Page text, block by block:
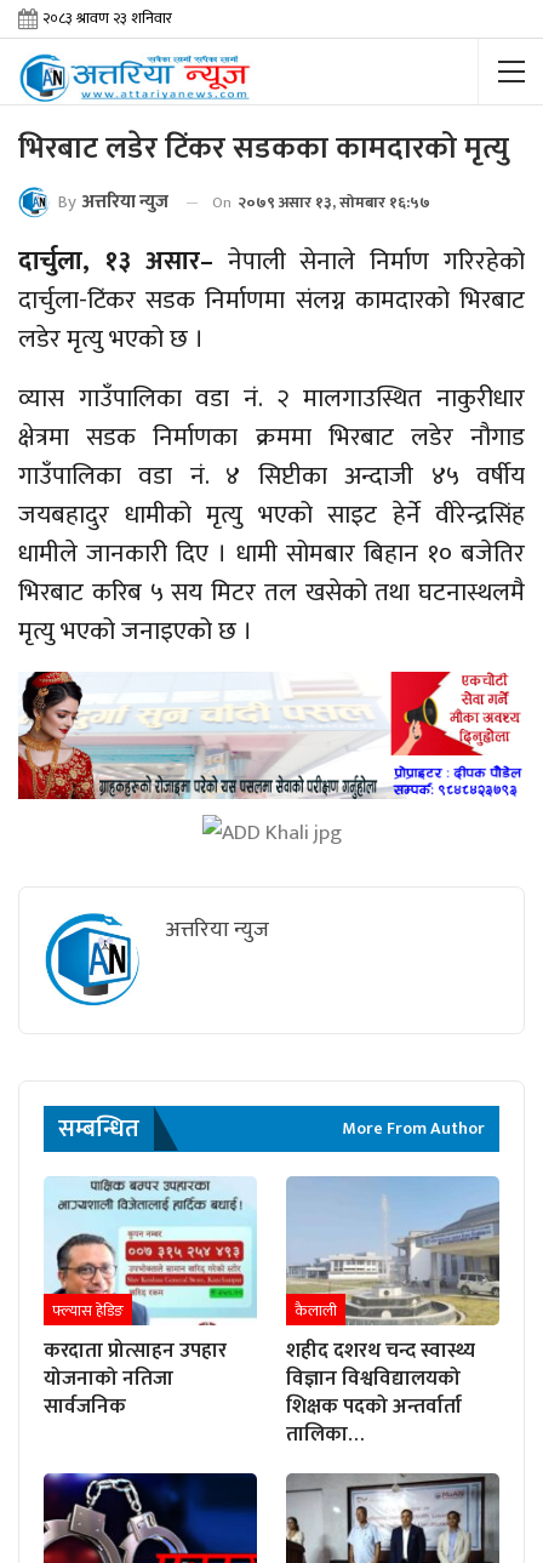
भिरबाट लडेर टिंकर सडकका कामदारको मृत्यु
By अत्तरिया न्युज On २०७९ असार १३, सोमबार १६:५७
दार्चुला, १३ असार– नेपाली सेनाले निर्माण गरिरहेको
दार्चुला-टिंकर सडक निर्माणमा संलग्न कामदारको भिरबाट
लडेर मृत्यु भएको छ ।
व्यास गाउँपालिका वडा नं. २ मालगाउस्थित नाकुरीधार
क्षेत्रमा सडक निर्माणका क्रममा भिरबाट लडेर नौगाड
गाउँपालिका वडा नं. ४ सिप्टीका अन्दाजी ४५ वर्षीय
जयबहादुर धामीको मृत्यु भएको साइट हेर्ने वीरेन्द्रसिंह
धामीले जानकारी दिए । धामी सोमबार बिहान १० बजेतिर
भिरबाट करिब ५ सय मिटर तल खसेको तथा घटनास्थलमै
मृत्यु भएको जनाइएको छ ।
अत्तरिया न्युज
सम्बन्धित More From Author
फ्ल्यास हेडिङ
करदाता प्रोत्साहन उपहार
योजनाको नतिजा
सार्वजनिक
कैलाली
शहीद दशरथ चन्द स्वास्थ्य
विज्ञान विश्वविद्यालयको
शिक्षक पदको अन्तर्वार्ता
तालिका…